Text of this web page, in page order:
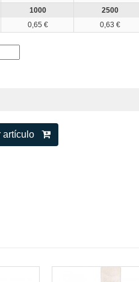
1000
0,65 €
2500
0,63 €
artículo